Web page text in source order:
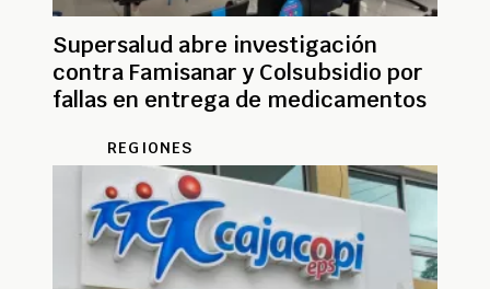
Supersalud abre investigación
contra Famisanar y Colsubsidio por
fallas en entrega de medicamentos
REGIONES